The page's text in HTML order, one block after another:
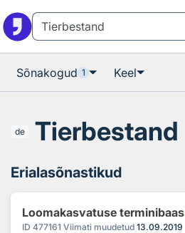
Sõnakogud 1 Keel
de Tierbestand
Erialasõnastikud
Loomakasvatuse terminibaas
ID 477161 Viimati muudetud 13.09.2019